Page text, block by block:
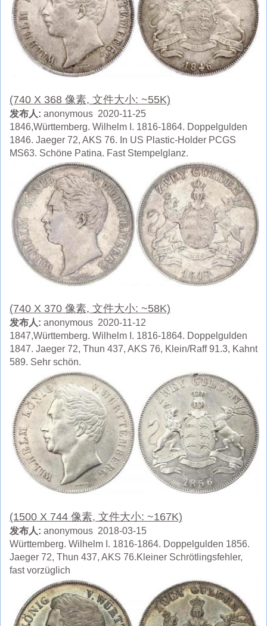
(740 X 368 像素, 文件大小: ~55K)
发布人: anonymous 2020-11-25
1846,Württemberg. Wilhelm I. 1816-1864. Doppelgulden
1846. Jaeger 72, AKS 76. In US Plastic-Holder PCGS
MS63. Schöne Patina. Fast Stempelglanz.
(740 X 370 像素, 文件大小: ~58K)
发布人: anonymous 2020-11-12
1847,Württemberg. Wilhelm I. 1816-1864. Doppelgulden
1847. Jaeger 72, Thun 437, AKS 76, Klein/Raff 91.3, Kahnt
589. Sehr schön.
(1500 X 744 像素, 文件大小: ~167K)
发布人: anonymous 2018-03-15
Württemberg. Wilhelm I. 1816-1864. Doppelgulden 1856.
Jaeger 72, Thun 437, AKS 76.Kleiner Schrötlingsfehler,
fast vorzüglich